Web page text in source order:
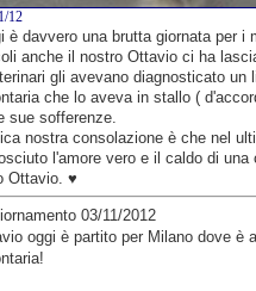
12
è davvero una brutta giornata per i
anche il nostro Ottavio ci ha
gli avevano diagnosticato
che lo aveva in stallo (
sue sofferenze.
nostra consolazione è che nel
l'amore vero e il caldo di una
Ottavio. ♥
03/11/2012
oggi è partito per Milano dove è